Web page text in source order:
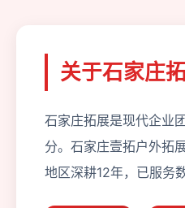
关于石家庄
石家庄拓展是现代企业
分。石家庄壹拓户外拓
地区深耕12年，已服务